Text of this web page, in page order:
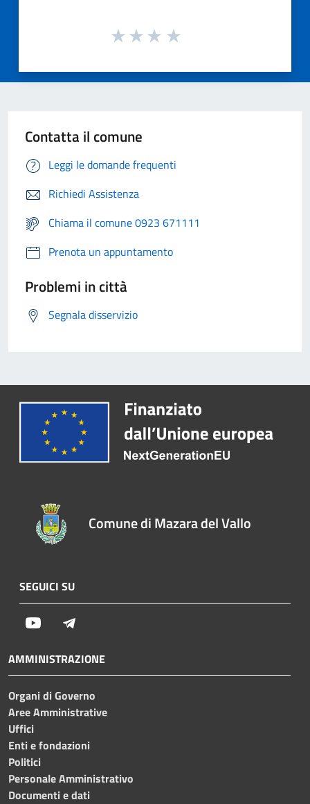
Contatta il comune
Leggi le domande frequenti
Richiedi Assistenza
Chiama il comune 0923 671111
Prenota un appuntamento
Problemi in città
Segnala disservizio
Comune di Mazara del Vallo
SEGUICI SU
Youtube
AMMINISTRAZIONE
Organi di Governo
Aree Amministrative
Uffici
Enti e fondazioni
Politici
Personale Amministrativo
Documenti e dati